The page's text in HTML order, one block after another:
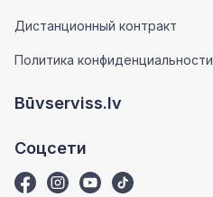
Дистанционный контракт
Политика конфиденциальности
Būvserviss.lv
Соцсети